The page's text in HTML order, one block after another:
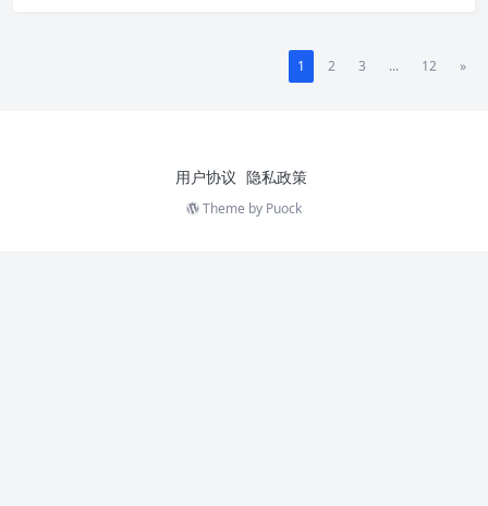
1 2 3 ... 12 »
用户协议 隐私政策
Theme by Puock